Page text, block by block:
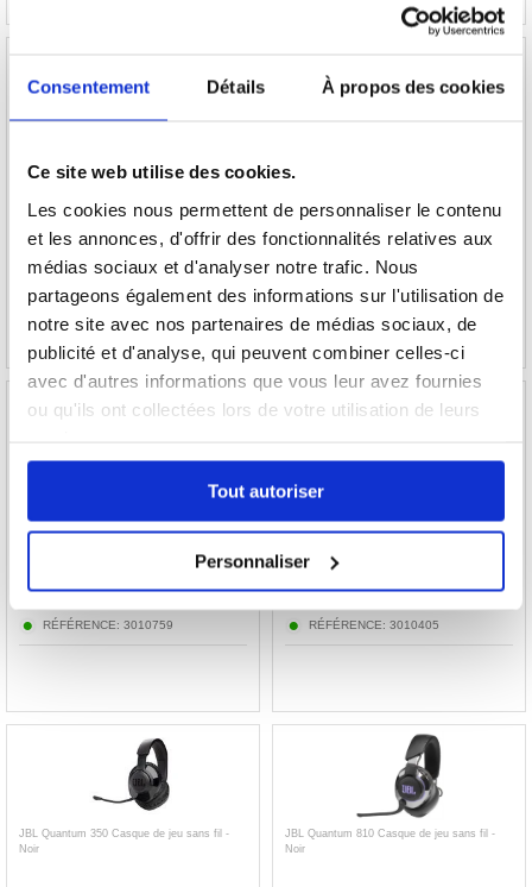
Consentement Détails À propos des cookies
Ce site web utilise des cookies.
Les cookies nous permettent de personnaliser le contenu
et les annonces, d'offrir des fonctionnalités relatives aux
médias sociaux et d'analyser notre trafic. Nous
partageons également des informations sur l'utilisation de
notre site avec nos partenaires de médias sociaux, de
publicité et d'analyse, qui peuvent combiner celles-ci
avec d'autres informations que vous leur avez fournies
ou qu'ils ont collectées lors de votre utilisation de leurs
Tout autoriser
Personnaliser
65,50EUR 10,20EUR
Écouteurs de jeu JBL Quantum Air TWS -
100,30EUR
RÉFÉRENCE: 3010759
Écouteurs True Wireless Onikuma T18 - Noir
24,30EUR
RÉFÉRENCE: 3010405
JBL Quantum 350 Casque de jeu sans fil -
Noir
JBL Quantum 810 Casque de jeu sans fil -
Noir